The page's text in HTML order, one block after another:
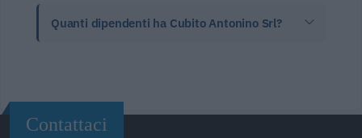
Quanti dipendenti ha Cubito Antonino Srl?
Contattaci